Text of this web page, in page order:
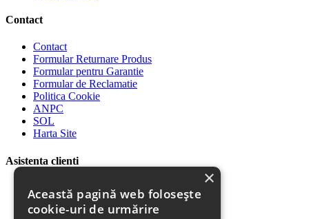
Contact
Contact
Formular Returnare Produs
Formular pentru Garantie
Formular de Reclamatie
Politica Cookie
ANPC
SOL
Harta Site
Asistenta clienti
Plata Produselor
Livrarea Produselor
Politica de Retur
Această pagină web folosește
cookie-uri de urmărire
×